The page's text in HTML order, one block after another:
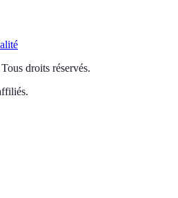
Tous droits réservés.